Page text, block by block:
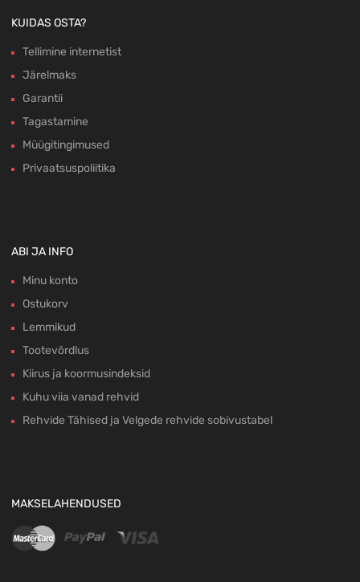
KUIDAS OSTA?
Tellimine internetist
Järelmaks
Garantii
Tagastamine
Müügitingimused
Privaatsuspoliitika
ABI JA INFO
Minu konto
Ostukorv
Lemmikud
Tootevõrdlus
Kiirus ja koormusindeksid
Kuhu viia vanad rehvid
Rehvide Tähised ja Velgede rehvide sobivustabel
MAKSELAHENDUSED